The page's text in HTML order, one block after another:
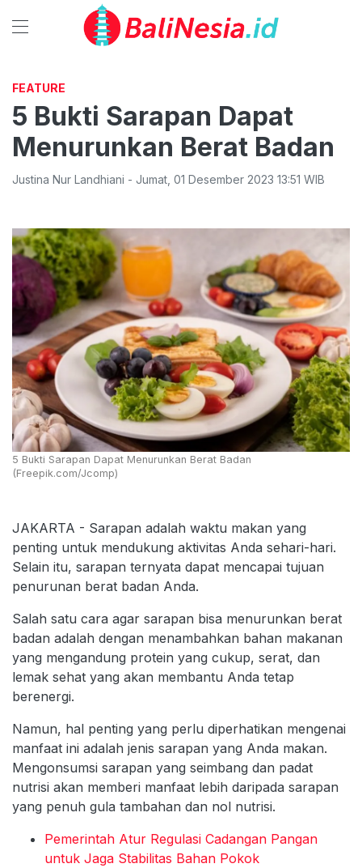
FEATURE
5 Bukti Sarapan Dapat
Menurunkan Berat Badan
Justina Nur Landhiani - Jumat 01 Desember 2023 13:51 WIB
5 Bukti Sarapan Dapat Menurunkan Berat Badan
(Freepik.com/Jcomp)
JAKARTA - Sarapan adalah waktu makan yang
penting untuk mendukung aktivitas Anda sehari-hari.
Selain itu, sarapan ternyata dapat mencapai tujuan
penurunan berat badan Anda.
Salah satu cara agar sarapan bisa menurunkan berat
badan adalah dengan menambahkan bahan makanan
yang mengandung protein yang cukup, serat, dan
lemak sehat yang akan membantu Anda tetap
berenergi.
Namun, hal penting yang perlu diperhatikan mengenai
manfaat ini adalah jenis sarapan yang Anda makan.
Mengonsumsi sarapan yang seimbang dan padat
nutrisi akan memberi manfaat lebih daripada sarapan
yang penuh gula tambahan dan nol nutrisi.
Pemerintah Atur Regulasi Cadangan Pangan
untuk Jaga Stabilitas Bahan Pokok